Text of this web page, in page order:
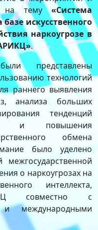
на тему«Система
искусственного
наркоугрозе в
.
представлены
технологий
раннего выявления
анализа больших
тенденций
и повышения
обмена
было уделено
о наркоугрозах на
интеллекта,
совместно с
и международными